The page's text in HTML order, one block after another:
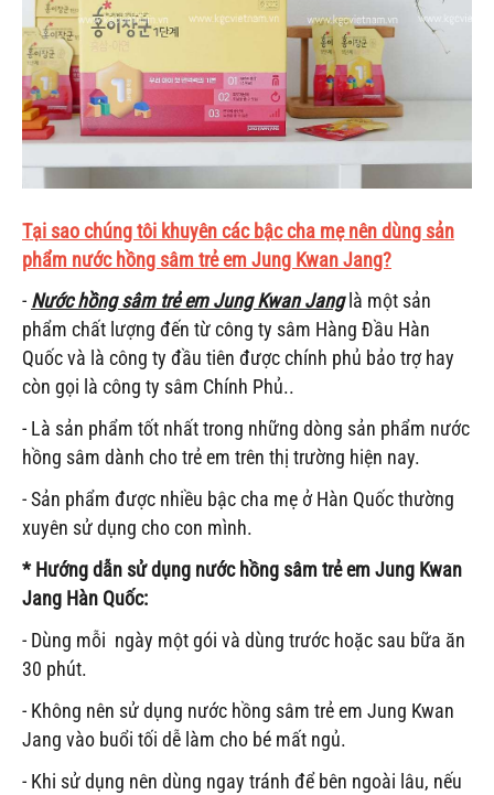
Tại sao chúng tôi khuyên các bậc cha mẹ nên dùng sản
phẩm nước hồng sâm trẻ em Jung Kwan Jang?
- Nước hồng sâm trẻ em Jung Kwan Janglà một sản
phẩm chất lượng đến từ công ty sâm Hàng Đầu Hàn
Quốc và là công ty đầu tiên được chính phủ bảo trợ hay
còn gọi là công ty sâm Chính Phủ..
- Là sản phẩm tốt nhất trong những dòng sản phẩm nước
hồng sâm dành cho trẻ em trên thị trường hiện nay.
- Sản phẩm được nhiều bậc cha mẹ ở Hàn Quốc thường
xuyên sử dụng cho con mình.
* Hướng dẫn sử dụng nước hồng sâm trẻ em Jung Kwan
Jang Hàn Quốc:
- Dùng mỗi ngày một gói và dùng trước hoặc sau bữa ăn
30 phút.
- Không nên sử dụng nước hồng sâm trẻ em Jung Kwan
Jang vào buổi tối dễ làm cho bé mất ngủ.
- Khi sử dụng nên dùng ngay tránh để bên ngoài lâu, nếu